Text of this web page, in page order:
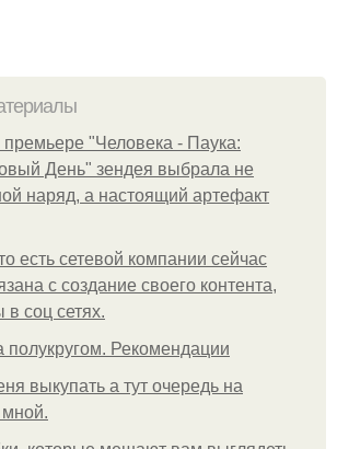
"Человека - Паука:
День" зендея выбрала не
наряд, а настоящий артефакт
есть сетевой компании сейчас
с создание своего контента,
в соц сетях.
полукругом. Рекомендации
выкупать а тут очередь на